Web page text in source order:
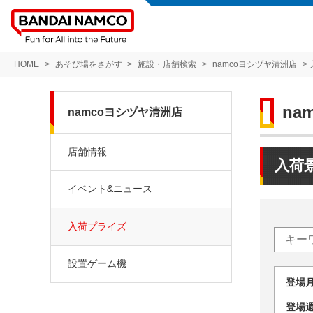
HOME あそび場をさがす 施設・店舗検索 namcoヨシヅヤ清洲店
入荷
登
登
namcoヨシヅヤ清洲店
店舗情報
イベント&ニュース
入荷プライズ
設置ゲーム機